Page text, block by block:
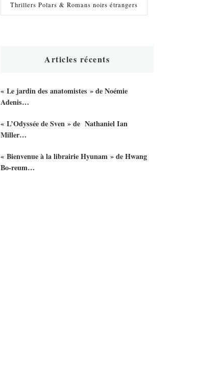
Thrillers Polars & Romans noirs étrangers
Articles récents
« Le jardin des anatomistes » de Noémie
Adenis…
« L’Odyssée de Sven » de Nathaniel Ian
Miller…
« Bienvenue à la librairie Hyunam » de Hwang
Bo-reum…